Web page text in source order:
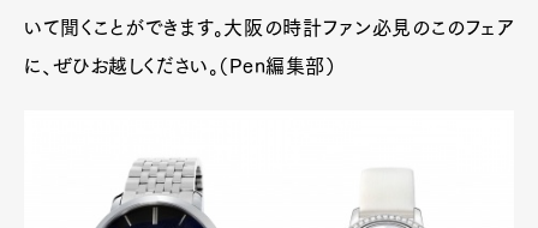
いて聞くことができます。大阪の時計ファン必見のこのフェア
に、ぜひお越しください。（Pen編集部）